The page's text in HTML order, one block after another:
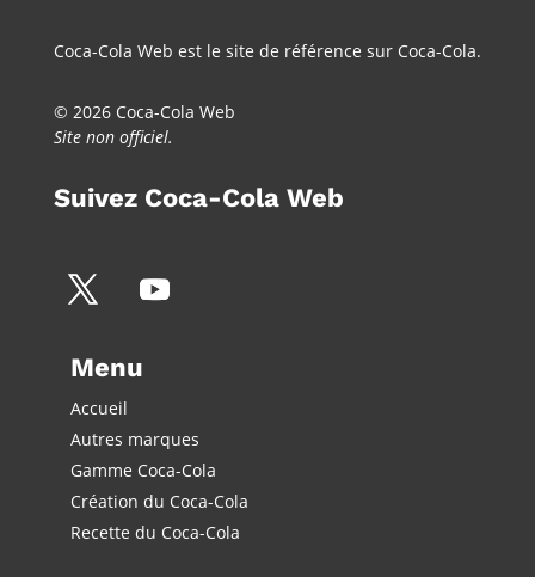
Coca-Cola Web est le site de référence sur Coca-Cola.
© 2026 Coca-Cola Web
Site non officiel.
Suivez Coca-Cola Web
Menu
Accueil
Autres marques
Gamme Coca-Cola
Création du Coca-Cola
Recette du Coca-Cola